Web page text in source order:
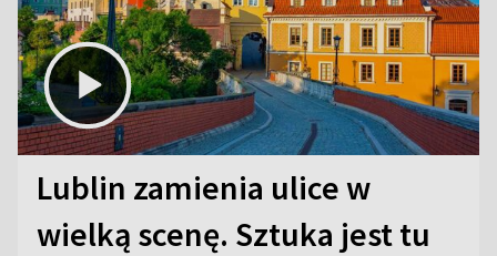
Lublin zamienia ulice w
wielką scenę. Sztuka jest tu